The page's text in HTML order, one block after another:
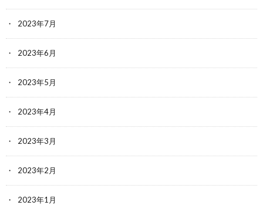
2023年7月
2023年6月
2023年5月
2023年4月
2023年3月
2023年2月
2023年1月